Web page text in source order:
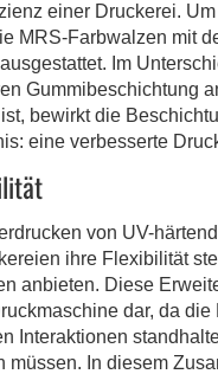
einer Druckerei.
MRS-Farbwalzen mit
Im
Gummibeschichtung
bewirkt die
eine verbesserte
von UV-
ihre Flexibilität
anbieten. Diese
dar, da
Interaktionen
müssen. In diesem